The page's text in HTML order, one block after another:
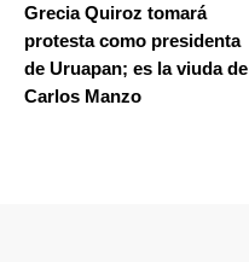
Grecia Quiroz tomará
protesta como presidenta
de Uruapan; es la viuda de
Carlos Manzo